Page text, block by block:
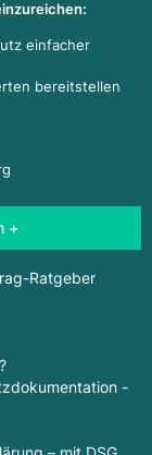
einfacher
bereitstellen
+
Ratgeber
-